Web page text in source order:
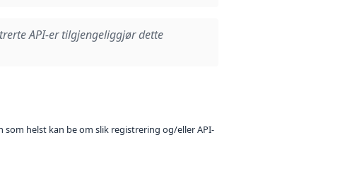
API-er tilgjengeliggjør dette
helst kan be om slik registrering og/eller API-